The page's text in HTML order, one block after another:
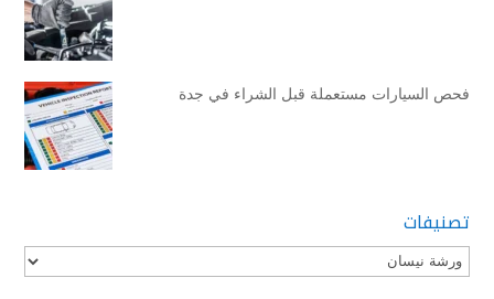
فحص السيارات مستعملة قبل الشراء في جدة
تصنيفات
تصنيفات